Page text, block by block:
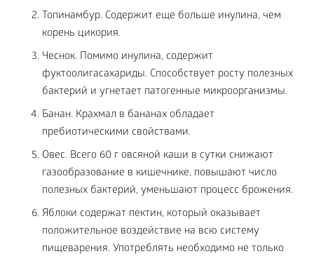
Топинамбур. Содержит еще больше инулина, чем
корень цикория.
Чеснок. Помимо инулина, содержит
фуктоолигасахариды. Способствует росту полезных
бактерий и угнетает патогенные микроорганизмы.
Банан. Крахмал в бананах обладает
пребиотическими свойствами.
Овес. Всего 60 г овсяной каши в сутки снижают
газообразование в кишечнике, повышают число
полезных бактерий, уменьшают процесс брожения.
Яблоки содержат пектин, который оказывает
положительное воздействие на всю систему
пищеварения. Употреблять необходимо не только